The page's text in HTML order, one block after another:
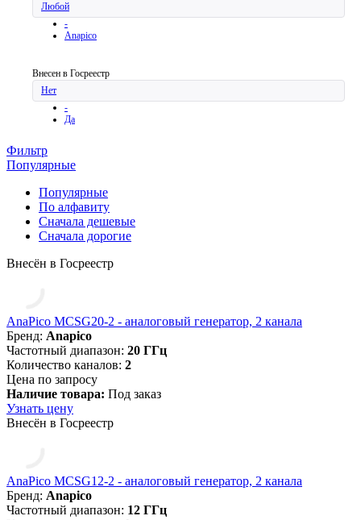
Любой
-
Anapico
Внесен в Госреестр
Нет
-
Да
Фильтр
Популярные
Популярные
По алфавиту
Cначала дешевые
Cначала дорогие
Внесён в Госреестр
AnaPico MCSG20-2 - аналоговый генератор, 2 канала
Бренд: Anapico
Частотный диапазон: 20 ГГц
Количество каналов: 2
Цена по запросу
Наличие товара: Под заказ
Узнать цену
Внесён в Госреестр
AnaPico MCSG12-2 - аналоговый генератор, 2 канала
Бренд: Anapico
Частотный диапазон: 12 ГГц